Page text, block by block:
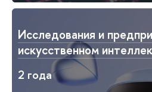
Исследования и
искусственном
2 года